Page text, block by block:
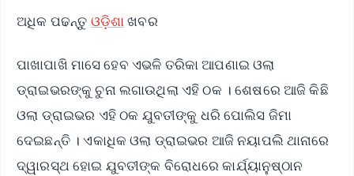
ଅଧିକ ପଢନ୍ତୁ ଓଡ଼ିଶା ଖବର
ପାଖାପାଖି ମାସେ ହେବ ଏଭଳି ତରିକା ଆପଣାଇ ଓଲା
ଡ୍ରାଇଭରଙ୍କୁ ଚୁନା ଲଗାଉଥିଲା ଏହି ଠକ । ଶେଷରେ ଆଜି କିଛି
ଓଲା ଡ୍ରାଇଭର ଏହି ଠକ ଯୁବତୀଙ୍କୁ ଧରି ପୋଲିସ ଜିମା
ଦେଇଛନ୍ତି । ଏକାଧିକ ଓଲା ଡ୍ରାଇଭର ଆଜି ନୟାପଲି ଥାନାରେ
ଦ୍ୱାରସ୍ଥ ହୋଇ ଯୁବତୀଙ୍କ ବିରୋଧରେ କାର୍ଯ୍ୟାନୁଷ୍ଠାନ